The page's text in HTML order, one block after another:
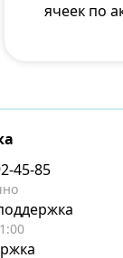
ячеек по
45-85